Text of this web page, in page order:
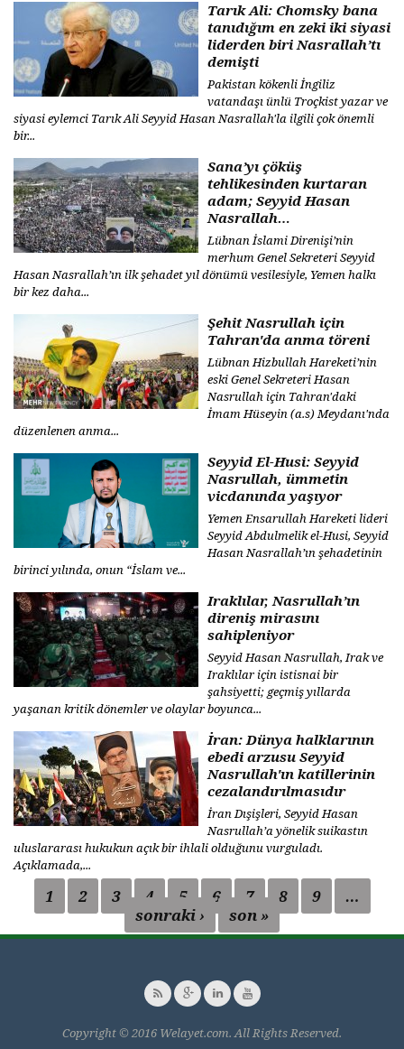
Tarık Ali: Chomsky bana
tanıdığım en zeki iki siyasi
liderden biri Nasrallah’tı
demişti
Pakistan kökenli İngiliz
vatandaşı ünlü Troçkist yazar ve
siyasi eylemci Tarık Ali Seyyid Hasan Nasrallah'la ilgili çok önemli
bir...
Sana’yı çöküş
tehlikesinden kurtaran
adam; Seyyid Hasan
Nasrallah…
Lübnan İslami Direnişi’nin
merhum Genel Sekreteri Seyyid
Hasan Nasrallah’ın ilk şehadet yıl dönümü vesilesiyle, Yemen halkı
bir kez daha...
Şehit Nasrullah için
Tahran'da anma töreni
Lübnan Hizbullah Hareketi’nin
eski Genel Sekreteri Hasan
Nasrullah için Tahran'daki
İmam Hüseyin (a.s) Meydanı'nda
düzenlenen anma...
Seyyid El-Husi: Seyyid
Nasrullah, ümmetin
vicdanında yaşıyor
Yemen Ensarullah Hareketi lideri
Seyyid Abdulmelik el-Husi, Seyyid
Hasan Nasrallah’ın şehadetinin
birinci yılında, onun “İslam ve...
Iraklılar, Nasrullah’ın
direniş mirasını
sahipleniyor
Seyyid Hasan Nasrullah, Irak ve
Iraklılar için istisnai bir
şahsiyetti; geçmiş yıllarda
yaşanan kritik dönemler ve olaylar boyunca...
İran: Dünya halklarının
ebedi arzusu Seyyid
Nasrullah'ın katillerinin
cezalandırılmasıdır
İran Dışişleri, Seyyid Hasan
Nasrullah’a yönelik suikastın
uluslararası hukukun açık bir ihlali olduğunu vurguladı.
Açıklamada,...
Sayfalar
1 2 3 4 5 6 7 8 9
…
sonraki ›
son »
Copyright © 2016 Welayet.com. All Rights Reserved.